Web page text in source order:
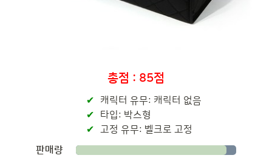
총점 : 85점
캐릭터 유무: 캐릭터 없음
타입: 박스형
고정 유무: 벨크로 고정
판매량